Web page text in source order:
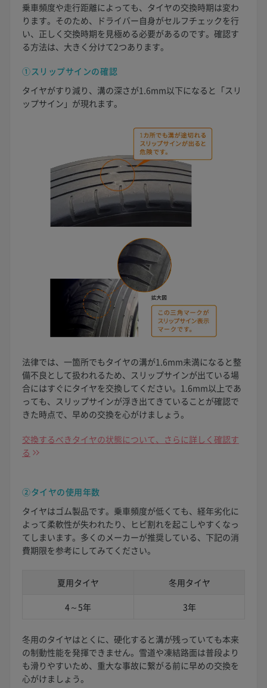
乗車頻度や走行距離によっても、タイヤの交換時期は変わ
ります。そのため、ドライバー自身がセルフチェックを行
い、正しく交換時期を見極める必要があるのです。確認す
る方法は、大きく分けて2つあります。
①スリップサインの確認
タイヤがすり減り、溝の深さが1.6mm以下になると「スリ
ップサイン」が現れます。
法律では、一箇所でもタイヤの溝が1.6mm未満になると整
備不良として扱われるため、スリップサインが出ている場
合にはすぐにタイヤを交換してください。1.6mm以上であ
っても、スリップサインが浮き出てきていることが確認で
きた時点で、早めの交換を心がけましょう。
交換するべきタイヤの状態について、さらに詳しく確認す
る
②タイヤの使用年数
タイヤはゴム製品です。乗車頻度が低くても、経年劣化に
よって柔軟性が失われたり、ヒビ割れを起こしやすくなっ
てしまいます。多くのメーカーが推奨している、下記の消
費期限を参考にしてみてください。
夏用タイヤ 冬用タイヤ
4～5年 3年
冬用のタイヤはとくに、硬化すると溝が残っていても本来
の制動性能を発揮できません。雪道や凍結路面は普段より
も滑りやすいため、重大な事故に繋がる前に早めの交換を
心がけましょう。